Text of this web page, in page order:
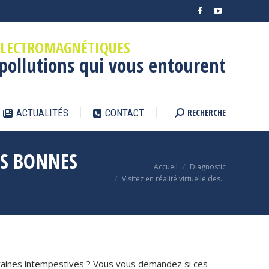
Facebook
in
window
YouTube
in
window
qui vous entourent
ACTUALITÉS CONTACT Search:
RECHERCHE
BONNES
Vous êtes ici :Accueil
Diagnostic
Visitez en réalité virtuelle des…
intempestives ? Vous vous demandez si ces